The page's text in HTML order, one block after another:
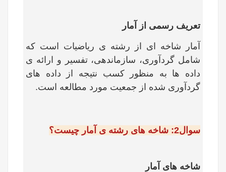
تعریف رسمی از آمار
آمار شاخه ای از رشته ی ریاضیات است که
شامل گردآوری، سازماندهی، تفسیر و ارائه ی
داده ها به منظور کسب نتیجه از داده های
گردآوری شده از جمعیت مورد مطالعه است.
سوال2: شاخه های رشته ی آمار چیست؟
شاخه های آمار